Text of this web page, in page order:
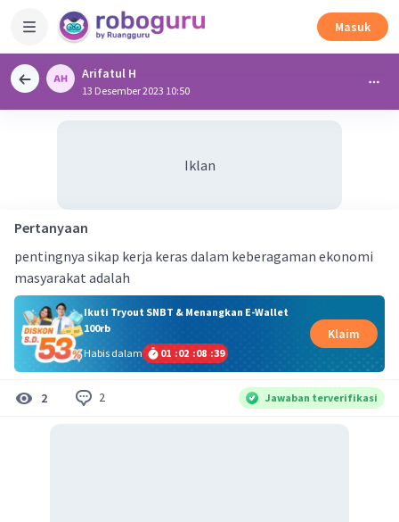
Masuk
Arifatul H
13 Desember 2023 10:50
Iklan
Pertanyaan
pentingnya sikap kerja keras dalam keberagaman ekonomi
masyarakat adalah
Ikuti Tryout SNBT & Menangkan E-Wallet
100rb
Habis dalam
01 :02 :08 :39
Klaim
2 2 Jawaban terverifikasi